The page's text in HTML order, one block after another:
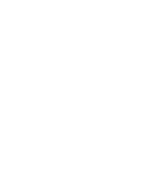
絞り込む